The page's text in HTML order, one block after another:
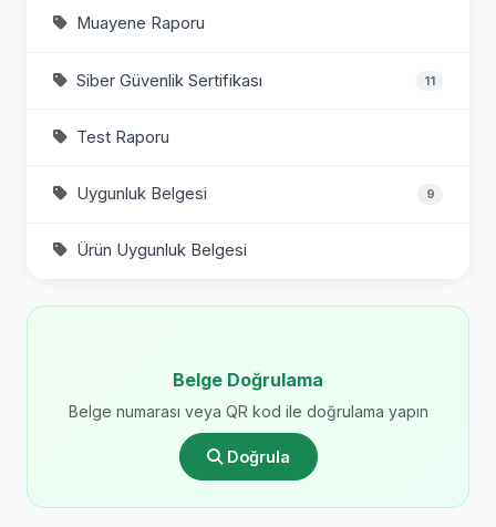
Muayene Raporu
Siber Güvenlik Sertifikası 11
Test Raporu
Uygunluk Belgesi 9
Ürün Uygunluk Belgesi
Belge Doğrulama
Belge numarası veya QR kod ile doğrulama yapın
Doğrula